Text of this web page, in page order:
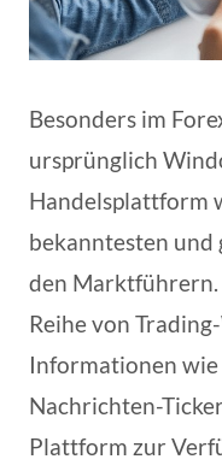
Besonders im
ursprünglich
Handelsplattform
bekanntesten und
den Marktführern.
Reihe von
Informationen
Nachrichten-
Plattform zur